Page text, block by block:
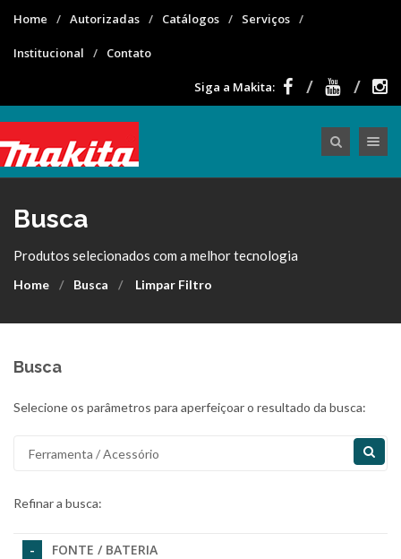
Home Autorizadas Catálogos Serviços
Institucional Contato
Siga a Makita:
Busca
Produtos selecionados com a melhor tecnologia
Home Busca Limpar Filtro
Busca
Selecione os parâmetros para aperfeiçoar o resultado da busca:
Refinar a busca:
FONTE / BATERIA